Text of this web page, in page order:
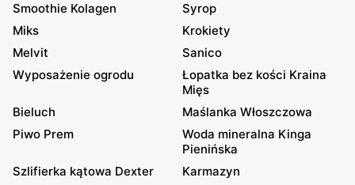
Smoothie Kolagen
Syrop
Miks
Krokiety
Melvit
Sanico
Wyposażenie ogrodu
Łopatka bez kości Kraina
Mięs
Bieluch
Maślanka Włoszczowa
Piwo Prem
Woda mineralna Kinga
Pienińska
Szlifierka kątowa Dexter
Karmazyn